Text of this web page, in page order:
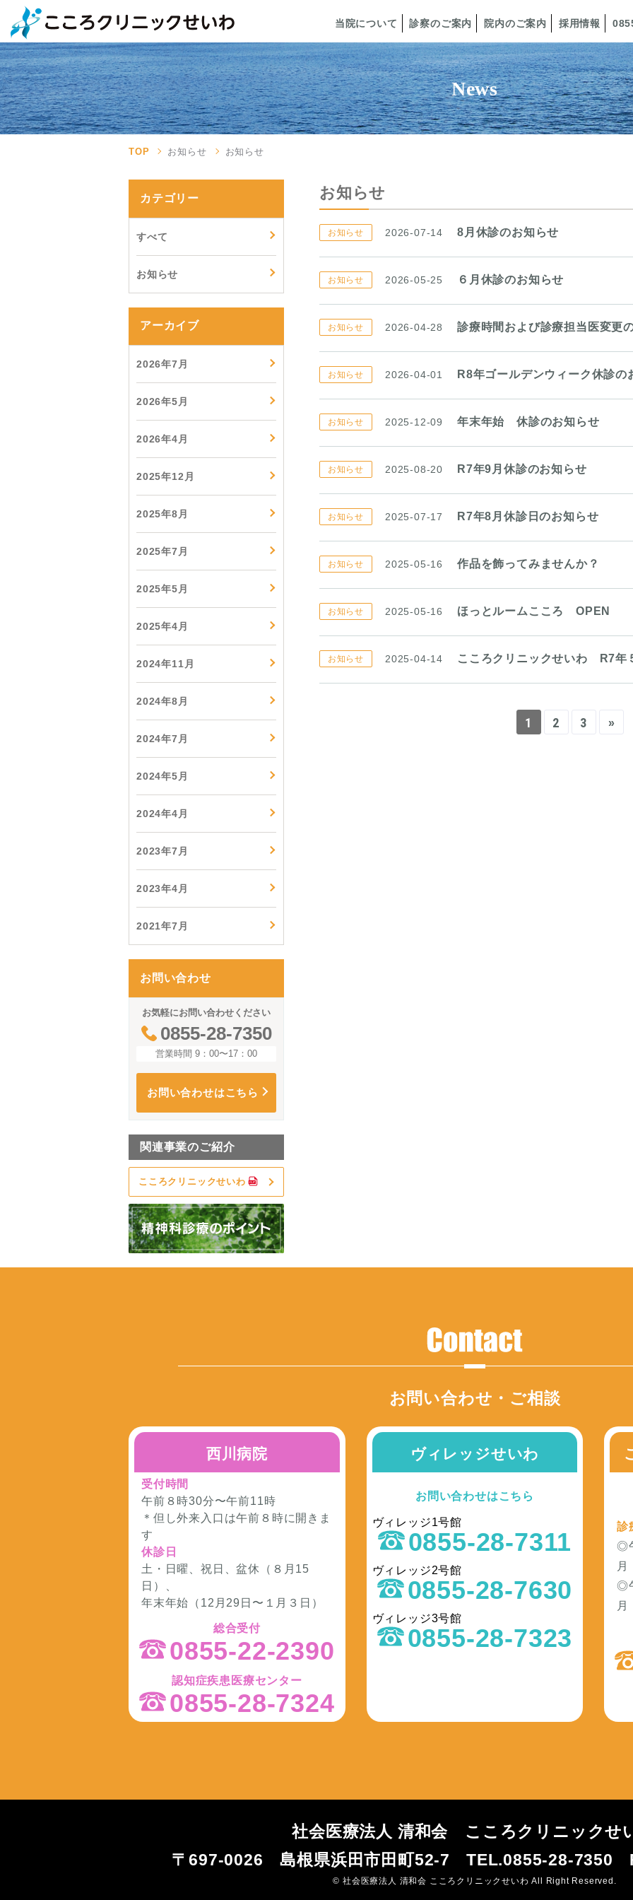
当院について 診察のご案内 院内のご案内 採用情報
News
TOP お知らせ お知らせ
お知らせ
お知らせ 2026-07-14 8月休診のお知らせ
お知らせ 2026-05-25 ６月休診のお知らせ
お知らせ 2026-04-28 診療時間および診療担当医変更
お知らせ 2026-04-01 R8年ゴールデンウィーク休診の
お知らせ 2025-12-09 年末年始 休診のお知らせ
お知らせ 2025-08-20 R7年9月休診のお知らせ
お知らせ 2025-07-17 R7年8月休診日のお知らせ
お知らせ 2025-05-16 作品を飾ってみませんか？
お知らせ 2025-05-16 ほっとルームこころ OPEN
お知らせ 2025-04-14 こころクリニックせいわ R7年
1 2 3 »
カテゴリー
すべて
お知らせ
アーカイブ
2026年7月
2026年5月
2026年4月
2025年12月
2025年8月
2025年7月
2025年5月
2025年4月
2024年11月
2024年8月
2024年7月
2024年5月
2024年4月
2023年7月
2023年4月
2021年7月
お問い合わせ
お気軽にお問い合わせください
0855-28-7350
営業時間 9：00〜17：00
お問い合わせはこちら
関連事業のご紹介
こころクリニックせいわ
お問い合わせ・ご相談
西川病院
受付時間
午前８時30分〜午前11時
＊但し外来入口は午前８時に開きま
す
休診日
土・日曜、祝日、盆休（８月15
日）、
年末年始（12月29日〜１月３日）
総合受付
0855-22-2390
認知症疾患医療センター
0855-28-7324
ヴィレッジせいわ
お問い合わせはこちら
ヴィレッジ1号館
0855-28-7311
ヴィレッジ2号館
0855-28-7630
ヴィレッジ3号館
0855-28-7323
診
◎
月
◎
月
社会医療法人 清和会
こころクリニックせ
〒697-0026 島根県浜田市田町52-7
TEL.0855-28-7350
© 社会医療法人 清和会 こころクリニックせいわ All Right Reserved.